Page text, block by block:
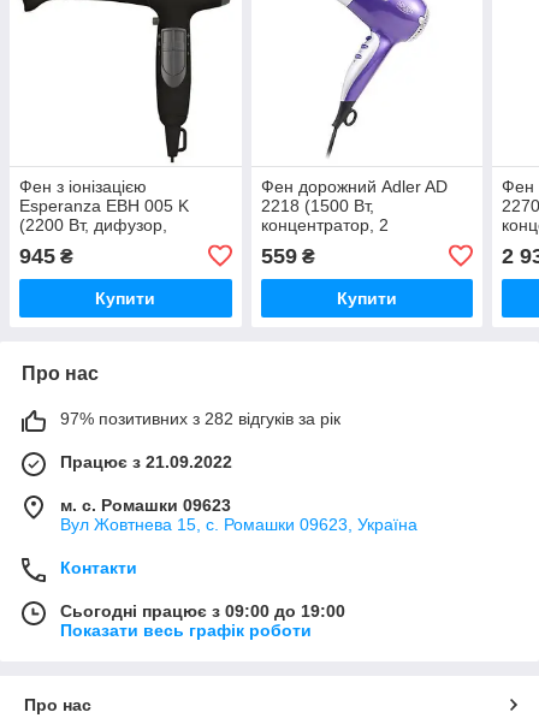
Фен з іонізацією
Esperanza EBH 005 K
(2200 Вт, дифузор,
швидкості, компактний)
945 ₴
Купити
Фен дорожний Adler AD
2218 (1500 Вт,
концентратор, 2
повітря, компактний)
559₴
Купити
Фен
2
Про нас
97% позитивних з 282 відгуків за рік
Працює з 21.09.2022
м. с. Ромашки 09623
Вул Жовтнева 15, с. Ромашки 09623, Україна
Контакти
Сьогодні працює з 09:00 до 19:00
Показати весь графік роботи
Про нас